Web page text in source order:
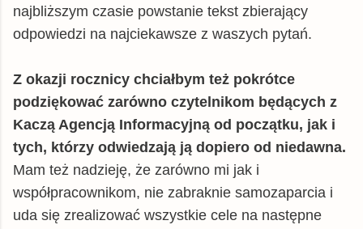
najbliższym czasie powstanie tekst zbierający
odpowiedzi na najciekawsze z waszych pytań.
Z okazji rocznicy chciałbym też pokrótce
podziękować zarówno czytelnikom będących z
Kaczą Agencją Informacyjną od początku, jak i
tych, którzy odwiedzają ją dopiero od niedawna.
Mam też nadzieję, że zarówno mi jak i
współpracownikom, nie zabraknie samozaparcia i
uda się zrealizować wszystkie cele na następne